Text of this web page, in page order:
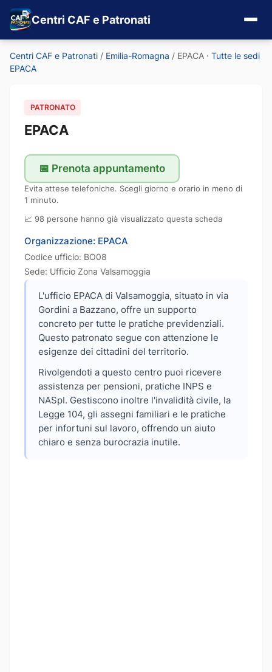
Centri CAF e Patronati
Centri CAF e Patronati / Emilia-Romagna / EPACA · Tutte le sedi
EPACA
PATRONATO
EPACA
📅 Prenota appuntamento
Evita attese telefoniche. Scegli giorno e orario in meno di
1 minuto.
📈 98 persone hanno già visualizzato questa scheda
Organizzazione: EPACA
Codice ufficio: BO08
Sede: Ufficio Zona Valsamoggia
L'ufficio EPACA di Valsamoggia, situato in via
Gordini a Bazzano, offre un supporto
concreto per tutte le pratiche previdenziali.
Questo patronato segue con attenzione le
esigenze dei cittadini del territorio.
Rivolgendoti a questo centro puoi ricevere
assistenza per pensioni, pratiche INPS e
NASpI. Gestiscono inoltre l'invalidità civile, la
Legge 104, gli assegni familiari e le pratiche
per infortuni sul lavoro, offrendo un aiuto
chiaro e senza burocrazia inutile.